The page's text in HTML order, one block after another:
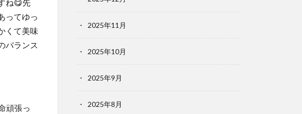
ね😋先
ってゆっ
くて美味
バランス
頑張っ
2025年11月
2025年10月
2025年9月
2025年8月